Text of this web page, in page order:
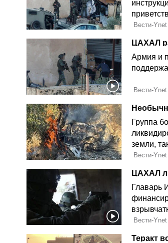
умереть"
Армия и
Группа
земли,
ЦАХАЛ
Главарь
Теракт